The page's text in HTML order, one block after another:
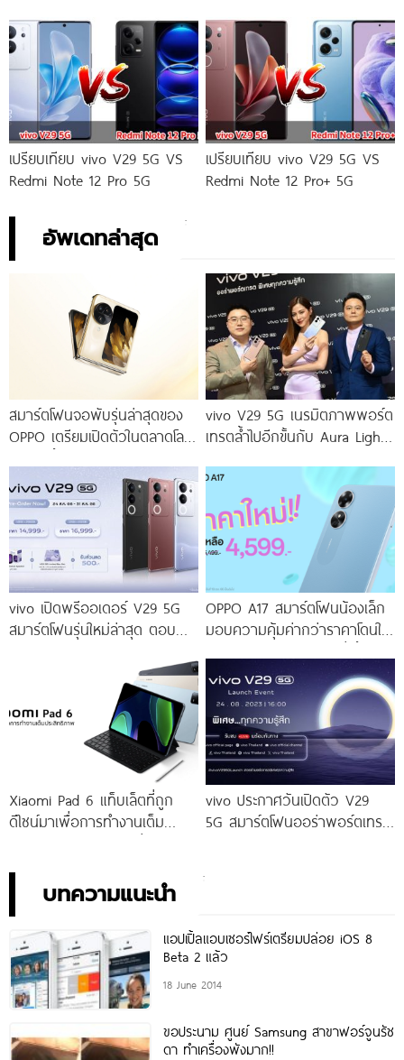
เปรียบเทียบ vivo V29 5G VS
Redmi Note 12 Pro 5G
เปรียบเทียบ vivo V29 5G VS
Redmi Note 12 Pro+ 5G
อัพเดทล่าสุด
สมาร์ตโฟนจอพับรุ่นล่าสุดของ
OPPO เตรียมเปิดตัวในตลาดโลก
vivo V29 5G เนรมิตภาพพอร์ต
เทรตล้ำไปอีกขั้นกับ Aura Light
โดดเด่นด้วยสุนทรียศาสตร์แห่ง
vivo เปิดพรีออเดอร์ V29 5G
สมาร์ตโฟนรุ่นใหม่ล่าสุด ตอบ
ราคาเริ่มต้นเพียง 14,999 บาท
จัดเต็มกับโปรโมชันพิเศษก่อนใคร
OPPO A17 สมาร์ตโฟนน้องเล็ก
มอบความคุ้มค่ากว่าราคาโดนใจ
ราคาใหม่เพียง 4,599 บาท
เท่านั้น!
Xiaomi Pad 6 แท็บเล็ตที่ถูก
ดีไซน์มาเพื่อการทำงานเต็ม
vivo ประกาศวันเปิดตัว V29
5G สมาร์ตโฟนออร่าพอร์ตเทร
บทความแนะนำ
แอปเปิ้ลแอบเซอร์ไฟร์เตรียมปล่อย iOS 8
Beta 2 แล้ว
18 June 2014
ขอประนาม ศูนย์ Samsung สาขาฟอร์จูนรัช
ดา ทำเครื่องพังมาก!!